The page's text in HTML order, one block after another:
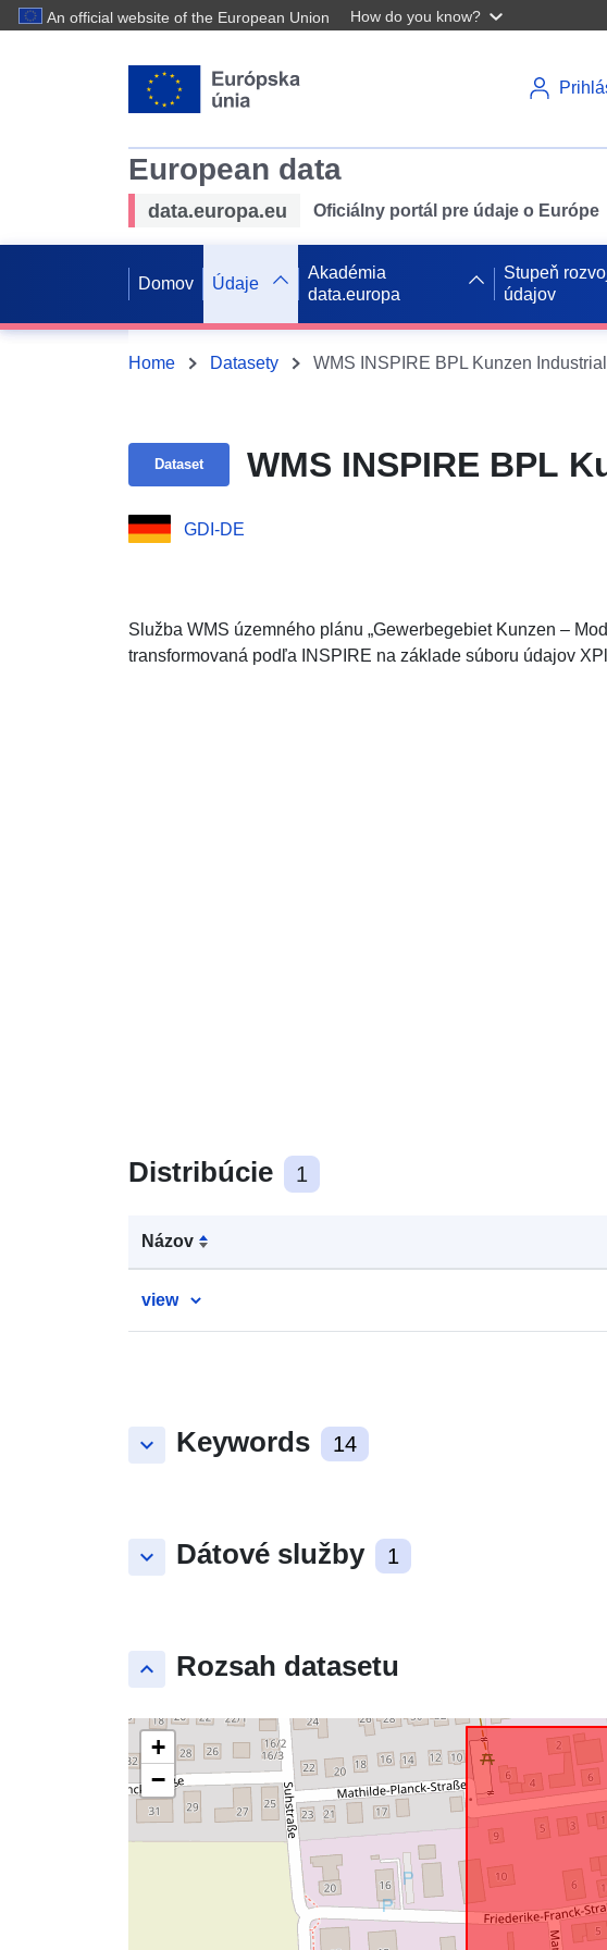
An official website of the European Union How do you know?
European data
data.europa.eu Oficiálny portál pre údaje o Európe
Domov Údaje
Akadémia
data.europa
Stupeň
údajov
Home Datasety WMS INSPIRE BPL Kunzen
Dataset WMS INSPIRE BPL
GDI-DE
Služba WMS územného plánu „Gewerbegebiet Kunzen –
transformovaná podľa INSPIRE na základe súboru údajov
Distribúcie 1
Názov
view
keyboard_arrow_down Keywords 14
keyboard_arrow_down Dátové služby 1
keyboard_arrow_up Rozsah datasetu
+
−